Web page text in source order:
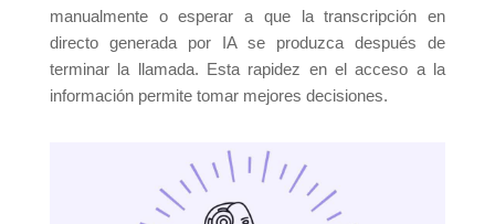
manualmente o esperar a que la transcripción en
directo generada por IA se produzca después de
terminar la llamada. Esta rapidez en el acceso a la
información permite tomar mejores decisiones.